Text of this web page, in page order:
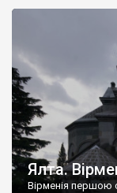
Херсонесі
А потім було
Ялта.
Вірменія першою